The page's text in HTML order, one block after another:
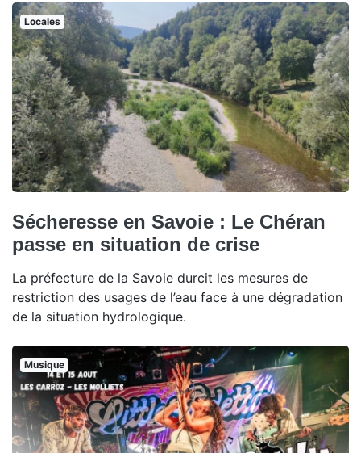
Locales
Sécheresse en Savoie : Le Chéran
passe en situation de crise
La préfecture de la Savoie durcit les mesures de
restriction des usages de l’eau face à une dégradation
de la situation hydrologique.
Musique